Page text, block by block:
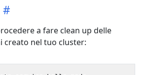
a fare clean up delle
creato nel tuo cluster: